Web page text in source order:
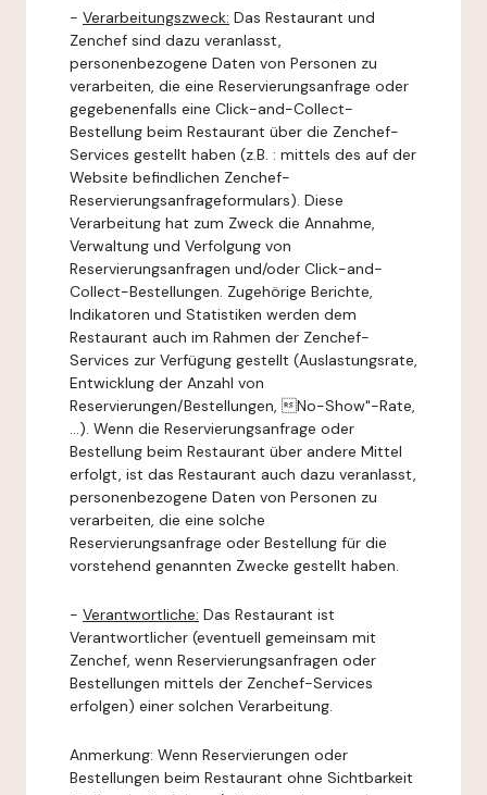
- Verarbeitungszweck: Das Restaurant und
Zenchef sind dazu veranlasst,
personenbezogene Daten von Personen zu
verarbeiten, die eine Reservierungsanfrage oder
gegebenenfalls eine Click-and-Collect-
Bestellung beim Restaurant über die Zenchef-
Services gestellt haben (z.B. : mittels des auf der
Website befindlichen Zenchef-
Reservierungsanfrageformulars). Diese
Verarbeitung hat zum Zweck die Annahme,
Verwaltung und Verfolgung von
Reservierungsanfragen und/oder Click-and-
Collect-Bestellungen. Zugehörige Berichte,
Indikatoren und Statistiken werden dem
Restaurant auch im Rahmen der Zenchef-
Services zur Verfügung gestellt (Auslastungsrate,
Entwicklung der Anzahl von
Reservierungen/Bestellungen, No-Show"-Rate,
...). Wenn die Reservierungsanfrage oder
Bestellung beim Restaurant über andere Mittel
erfolgt, ist das Restaurant auch dazu veranlasst,
personenbezogene Daten von Personen zu
verarbeiten, die eine solche
Reservierungsanfrage oder Bestellung für die
vorstehend genannten Zwecke gestellt haben.
- Verantwortliche: Das Restaurant ist
Verantwortlicher (eventuell gemeinsam mit
Zenchef, wenn Reservierungsanfragen oder
Bestellungen mittels der Zenchef-Services
erfolgen) einer solchen Verarbeitung.
Anmerkung: Wenn Reservierungen oder
Bestellungen beim Restaurant ohne Sichtbarkeit